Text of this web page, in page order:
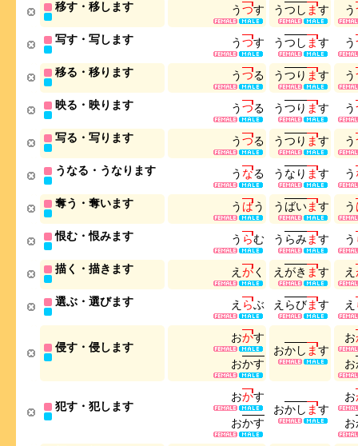
移す・移します うつす うつ し ます う
写す・写します うつす うつ し ます う
移る・移ります うつる うつ り ます う
映る・映ります うつる うつ り ます う
写る・写ります うつる うつ り ます う
うなる・うなります う なる う な り ます う
奪う・奪います う ばう う ばいます う
恨む・恨みます う らむ う らみます う
描く・描きます え がく え がき ます え
選ぶ・選びます え らぶ え らびます え
侵す・侵します
おかす
おかす
おかし ます
お
お
犯す・犯します
おかす
おかす
おかし ます
お
お